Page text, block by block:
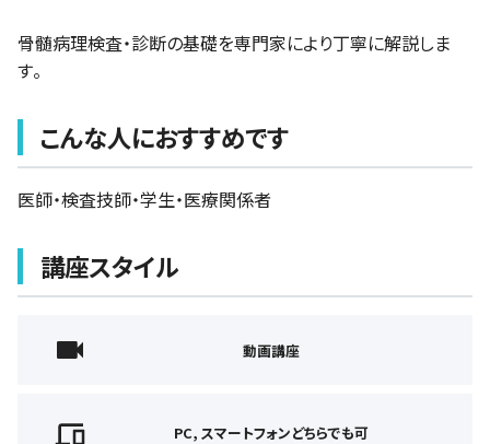
骨髄病理検査・診断の基礎を専門家により丁寧に解説しま
す。
こんな人におすすめです
医師・検査技師・学生・医療関係者
講座スタイル
動画講座
PC, スマートフォンどちらでも可